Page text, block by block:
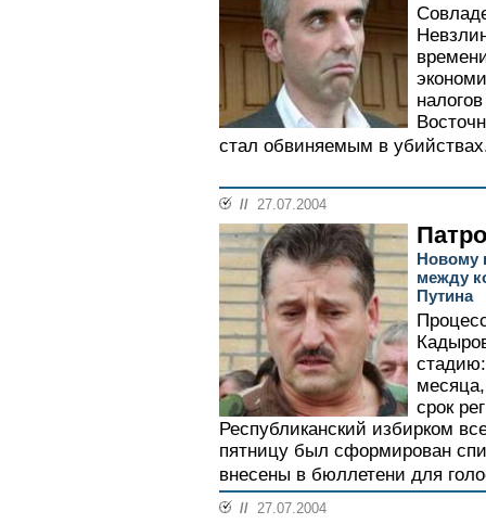
стал обвиняемым в
// 27.07.2004
Новому
между
Путина
срок
Республиканский избирком
пятницу был сформирован
внесены в бюллетени для
// 27.07.2004